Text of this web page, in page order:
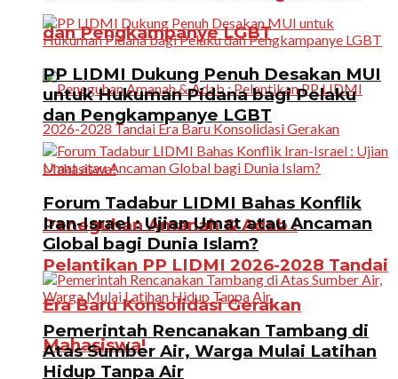
dan Pengkampanye LGBT
Peneguhan Amanah & Adab :
Pelantikan PP LIDMI 2026-2028 Tandai
Era Baru Konsolidasi Gerakan
Mahasiswa!
PP LIDMI Dukung Penuh Desakan MUI
untuk Hukuman Pidana bagi Pelaku
dan Pengkampanye LGBT
Forum Tadabur LIDMI Bahas Konflik
Iran-Israel : Ujian Umat atau Ancaman
Global bagi Dunia Islam?
Pemerintah Rencanakan Tambang di
Atas Sumber Air, Warga Mulai Latihan
Hidup Tanpa Air